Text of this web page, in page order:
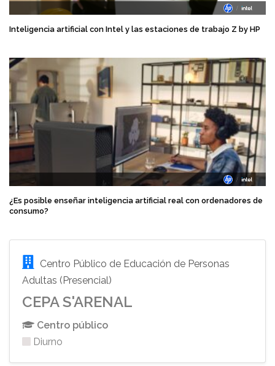
Inteligencia artificial con Intel y las estaciones de trabajo Z by HP
¿Es posible enseñar inteligencia artificial real con ordenadores de
consumo?
Centro Público de Educación de Personas
Adultas (Presencial)
CEPA S'ARENAL
Centro público
Diurno